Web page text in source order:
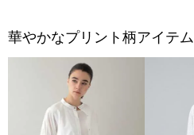
華やかなプリント柄アイテム